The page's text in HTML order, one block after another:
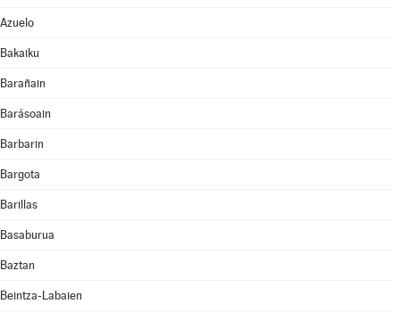
Azuelo
Bakaiku
Barañain
Barásoain
Barbarin
Bargota
Barillas
Basaburua
Baztan
Beintza-Labaien